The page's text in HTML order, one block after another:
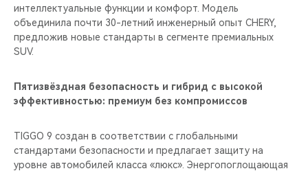
интеллектуальные функции и комфорт. Модель
объединила почти 30-летний инженерный опыт CHERY,
предложив новые стандарты в сегменте премиальных
SUV.
Пятизвёздная безопасность и гибрид с высокой
эффективностью: премиум без компромиссов
TIGGO 9 создан в соответствии с глобальными
стандартами безопасности и предлагает защиту на
уровне автомобилей класса «люкс». Энергопоглощающая